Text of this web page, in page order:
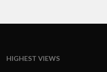
HIGHEST VIEWS